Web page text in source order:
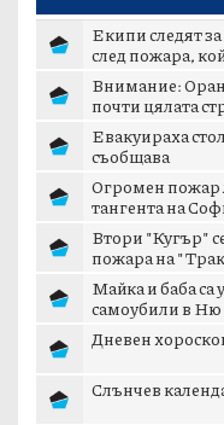
Екипи следят
след пожара,
Внимание:
почти цялата
Евакуираха
съобщава
Огромен пожар
тангента на
Втори "Кугър"
пожара на
Майка и баба са
самоубили в
Дневен
Слънчев